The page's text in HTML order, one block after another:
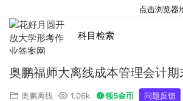
科目检索
奥鹏福师大离线成本管理会计期
奥鹏离线 1.06k 领5金币 问题反馈
点击浏览器